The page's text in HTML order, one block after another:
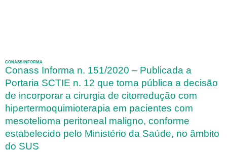
CONASS INFORMA
Conass Informa n. 151/2020 – Publicada a
Portaria SCTIE n. 12 que torna pública a decisão
de incorporar a cirurgia de citorredução com
hipertermoquimioterapia em pacientes com
mesotelioma peritoneal maligno, conforme
estabelecido pelo Ministério da Saúde, no âmbito
do SUS